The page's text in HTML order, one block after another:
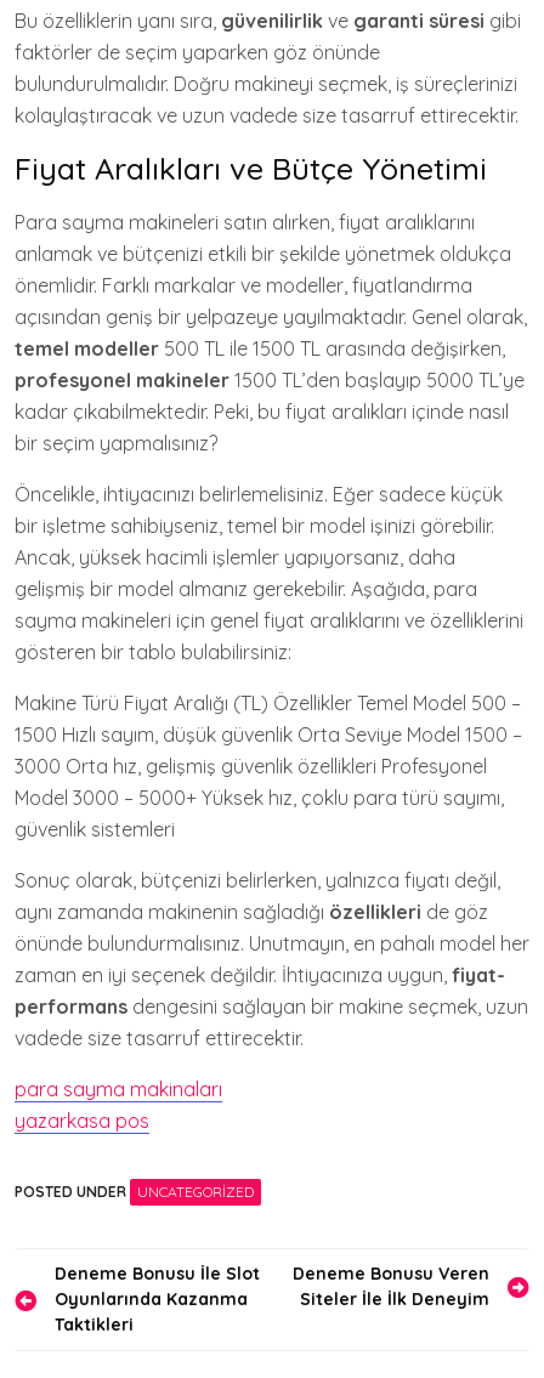
Bu özelliklerin yanı sıra, güvenilirlik ve garanti süresi gibi
faktörler de seçim yaparken göz önünde
bulundurulmalıdır. Doğru makineyi seçmek, iş süreçlerinizi
kolaylaştıracak ve uzun vadede size tasarruf ettirecektir.
Fiyat Aralıkları ve Bütçe Yönetimi
Para sayma makineleri satın alırken, fiyat aralıklarını
anlamak ve bütçenizi etkili bir şekilde yönetmek oldukça
önemlidir. Farklı markalar ve modeller, fiyatlandırma
açısından geniş bir yelpazeye yayılmaktadır. Genel olarak,
temel modeller 500 TL ile 1500 TL arasında değişirken,
profesyonel makineler 1500 TL’den başlayıp 5000 TL’ye
kadar çıkabilmektedir. Peki, bu fiyat aralıkları içinde nasıl
bir seçim yapmalısınız?
Öncelikle, ihtiyacınızı belirlemelisiniz. Eğer sadece küçük
bir işletme sahibiyseniz, temel bir model işinizi görebilir.
Ancak, yüksek hacimli işlemler yapıyorsanız, daha
gelişmiş bir model almanız gerekebilir. Aşağıda, para
sayma makineleri için genel fiyat aralıklarını ve özelliklerini
gösteren bir tablo bulabilirsiniz:
Makine Türü Fiyat Aralığı (TL) Özellikler Temel Model 500 –
1500 Hızlı sayım, düşük güvenlik Orta Seviye Model 1500 –
3000 Orta hız, gelişmiş güvenlik özellikleri Profesyonel
Model 3000 – 5000+ Yüksek hız, çoklu para türü sayımı,
güvenlik sistemleri
Sonuç olarak, bütçenizi belirlerken, yalnızca fiyatı değil,
aynı zamanda makinenin sağladığı özellikleri de göz
önünde bulundurmalısınız. Unutmayın, en pahalı model her
zaman en iyi seçenek değildir. İhtiyacınıza uygun, fiyat-
performans dengesini sağlayan bir makine seçmek, uzun
vadede size tasarruf ettirecektir.
para sayma makinaları
yazarkasa pos
POSTED UNDER UNCATEGORIZED
Yazı
gezinmesi
Deneme Bonusu İle Slot
Oyunlarında Kazanma
Taktikleri
Deneme Bonusu Veren
Siteler İle İlk Deneyim